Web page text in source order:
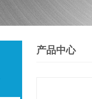
产品中心